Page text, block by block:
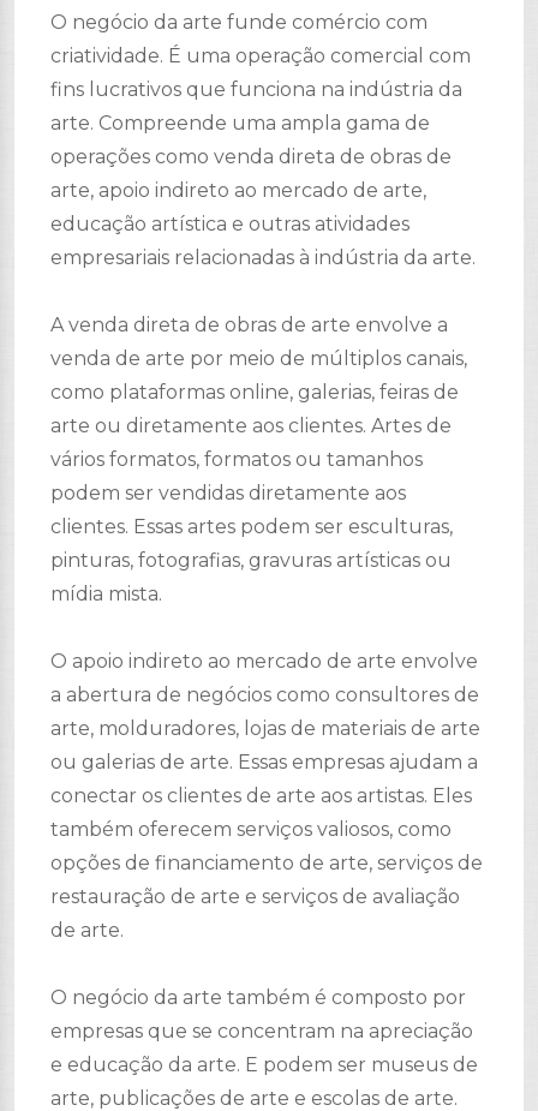
O negócio da arte funde comércio com
criatividade. É uma operação comercial com
fins lucrativos que funciona na indústria da
arte. Compreende uma ampla gama de
operações como venda direta de obras de
arte, apoio indireto ao mercado de arte,
educação artística e outras atividades
empresariais relacionadas à indústria da arte.
A venda direta de obras de arte envolve a
venda de arte por meio de múltiplos canais,
como plataformas online, galerias, feiras de
arte ou diretamente aos clientes. Artes de
vários formatos, formatos ou tamanhos
podem ser vendidas diretamente aos
clientes. Essas artes podem ser esculturas,
pinturas, fotografias, gravuras artísticas ou
mídia mista.
O apoio indireto ao mercado de arte envolve
a abertura de negócios como consultores de
arte, molduradores, lojas de materiais de arte
ou galerias de arte. Essas empresas ajudam a
conectar os clientes de arte aos artistas. Eles
também oferecem serviços valiosos, como
opções de financiamento de arte, serviços de
restauração de arte e serviços de avaliação
de arte.
O negócio da arte também é composto por
empresas que se concentram na apreciação
e educação da arte. E podem ser museus de
arte, publicações de arte e escolas de arte.